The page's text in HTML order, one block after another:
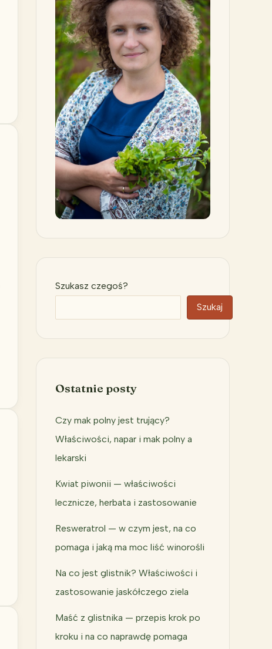
Szukasz czegoś?
Szukaj
Ostatnie posty
Czy mak polny jest trujący?
Właściwości, napar i mak polny a
lekarski
Kwiat piwonii — właściwości
lecznicze, herbata i zastosowanie
Resweratrol — w czym jest, na co
pomaga i jaką ma moc liść winorośli
Na co jest glistnik? Właściwości i
zastosowanie jaskółczego ziela
Maść z glistnika — przepis krok po
kroku i na co naprawdę pomaga